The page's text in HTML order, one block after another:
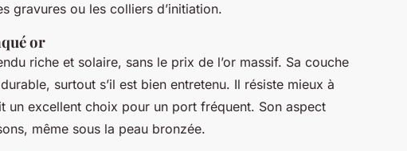
gravures ou les colliers d’initiation.
or
riche et solaire, sans le prix de l’or massif. Sa couche
surtout s’il est bien entretenu. Il résiste mieux à
un excellent choix pour un port fréquent. Son aspect
même sous la peau bronzée.